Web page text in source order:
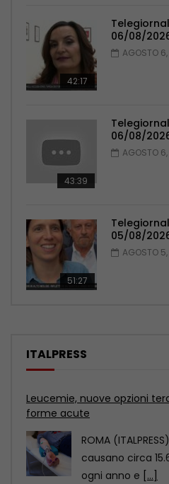
42:17
06/08/
AGOSTO
43:39
06/08/
AGOSTO
51:27
05/08/
AGOSTO
ITALPRESS
Polizia potenzia controlli in
nuovi acquascooter
CATANIA
della Pubblica
Reparti Speciali